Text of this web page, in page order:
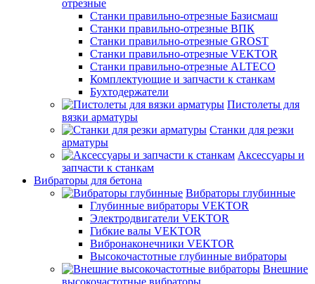
отрезные
Станки правильно-отрезные Базисмаш
Станки правильно-отрезные ВПК
Станки правильно-отрезные GROST
Станки правильно-отрезные VEKTOR
Станки правильно-отрезные ALTECO
Комплектующие и запчасти к станкам
Бухтодержатели
Пистолеты для
вязки арматуры
Станки для резки
арматуры
Аксессуары и
запчасти к станкам
Вибраторы для бетона
Вибраторы глубинные
Глубинные вибраторы VEKTOR
Электродвигатели VEKTOR
Гибкие валы VEKTOR
Вибронаконечники VEKTOR
Высокочастотные глубинные вибраторы
Внешние
высокочастотные вибраторы